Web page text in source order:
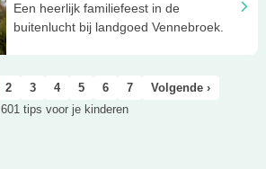
Een heerlijk familiefeest in de
buitenlucht bij landgoed Vennebroek.
2 3 4 5 6 7
Volgende ›
601 tips voor je kinderen